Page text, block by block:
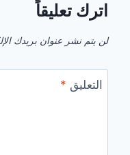
اترك تعليقاً
لن يتم نشر عنوان بريدك
التعليق *